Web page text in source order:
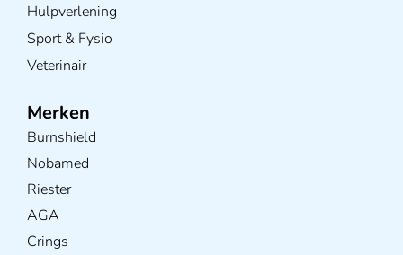
Hulpverlening
Sport & Fysio
Veterinair
Merken
Burnshield
Nobamed
Riester
AGA
Crings